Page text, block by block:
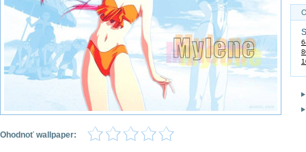
Ohodnoť wallpaper: